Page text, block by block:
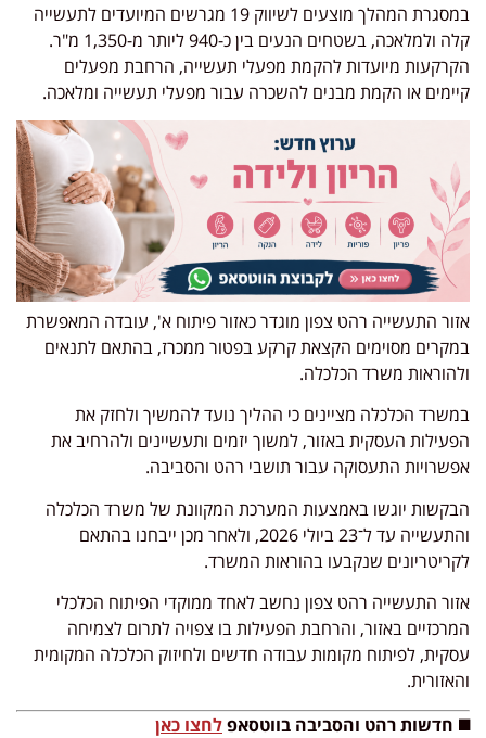
במסגרת המהלך מוצעים לשיווק 19 מגרשים המיועדים לתעשייה
קלה ולמלאכה, בשטחים הנעים בין כ-940 ליותר מ-1,350 מ"ר.
הקרקעות מיועדות להקמת מפעלי תעשייה, הרחבת מפעלים
קיימים או הקמת מבנים להשכרה עבור מפעלי תעשייה ומלאכה.
אזור התעשייה רהט צפון מוגדר כאזור פיתוח א', עובדה המאפשרת
במקרים מסוימים הקצאת קרקע בפטור ממכרז, בהתאם לתנאים
ולהוראות משרד הכלכלה.
במשרד הכלכלה מציינים כי ההליך נועד להמשיך ולחזק את
הפעילות העסקית באזור, למשוך יזמים ותעשיינים ולהרחיב את
אפשרויות התעסוקה עבור תושבי רהט והסביבה.
הבקשות יוגשו באמצעות המערכת המקוונת של משרד הכלכלה
והתעשייה עד ל־23 ביולי 2026, ולאחר מכן ייבחנו בהתאם
לקריטריונים שנקבעו בהוראות המשרד.
אזור התעשייה רהט צפון נחשב לאחד ממוקדי הפיתוח הכלכלי
המרכזיים באזור, והרחבת הפעילות בו צפויה לתרום לצמיחה
עסקית, לפיתוח מקומות עבודה חדשים ולחיזוק הכלכלה המקומית
והאזורית.
◼️ חדשות רהט והסביבה בווטסאפלחצו כאן